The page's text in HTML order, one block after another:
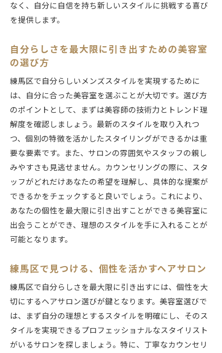
ストレスフリーな美容室体験の秘訣
心からくつろげるメンズ美容室の選び方
なく、自分に自信を持ち新しいスタイルに挑戦する喜び
を提供します。
自分らしさを最大限に引き出すための美容室
の選び方
練馬区で自分らしいメンズスタイルを実現するために
は、自分に合った美容室を選ぶことが大切です。選び方
のポイントとして、まずは美容師の技術力とトレンド理
解度を確認しましょう。最新のスタイルを取り入れつ
つ、個別の特徴を活かしたスタイリングができるかは重
要な要素です。また、サロンの雰囲気やスタッフの親し
みやすさも見逃せません。カウンセリングの際に、スタ
ッフがどれだけあなたの希望を理解し、具体的な提案が
できるかをチェックすると良いでしょう。これにより、
あなたの個性を最大限に引き出すことができる美容室に
出会うことができ、理想のスタイルを手に入れることが
可能となります。
練馬区で見つける、個性を活かすヘアサロン
練馬区で自分らしさを最大限に引き出すには、個性を大
切にするヘアサロン選びが鍵となります。美容室選びで
は、まず自分の理想とするスタイルを明確にし、そのス
タイルを実現できるプロフェッショナルなスタイリスト
がいるサロンを探しましょう。特に、丁寧なカウンセリ